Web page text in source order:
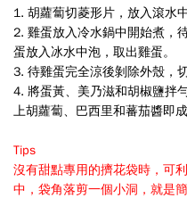
1. 胡蘿蔔切菱形片，放入滾水
2. 雞蛋放入冷水鍋中開始煮，
蛋放入冰水中泡，取出雞蛋。
3. 待雞蛋完全涼後剝除外殼，
4. 將蛋黃、美乃滋和胡椒鹽拌
上胡蘿蔔、巴西里和蕃茄醬即成
Tips
沒有甜點專用的擠花袋時，可
中，袋角落剪一個小洞，就是